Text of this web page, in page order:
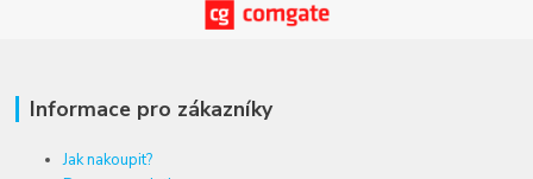
Informace pro zákazníky
Jak nakoupit?